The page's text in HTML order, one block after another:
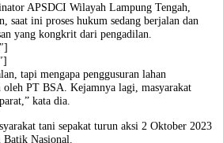
APSDCI Wilayah Lampung Tengah,
saat ini proses hukum sedang berjalan dan
yang kongkrit dari pengadilan.
tapi mengapa penggusuran lahan
oleh PT BSA. Kejamnya lagi, masyarakat
kata dia.
tani sepakat turun aksi 2 Oktober 2023
Nasional.